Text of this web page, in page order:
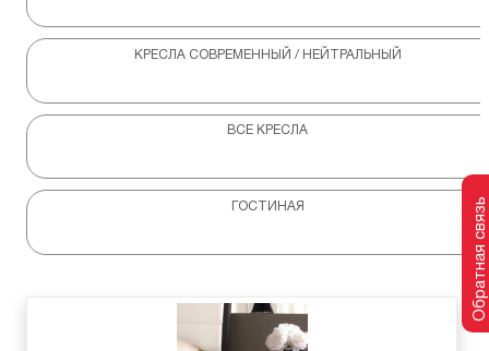
КРЕСЛА СОВРЕМЕННЫЙ / НЕЙТРАЛЬНЫЙ
ВСЕ КРЕСЛА
ГОСТИНАЯ Обратная связь